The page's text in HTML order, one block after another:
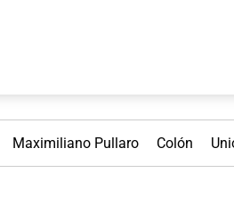
Maximiliano Pullaro Colón